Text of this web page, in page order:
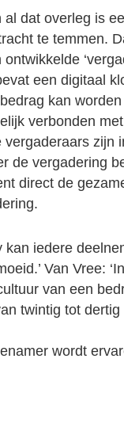
dat overleg is
te temmen.
een digitaal
kan
verbonden
vergaderaars zijn
de vergadering
direct de
kan iedere
Van Vree:
van een
twintig tot
wordt